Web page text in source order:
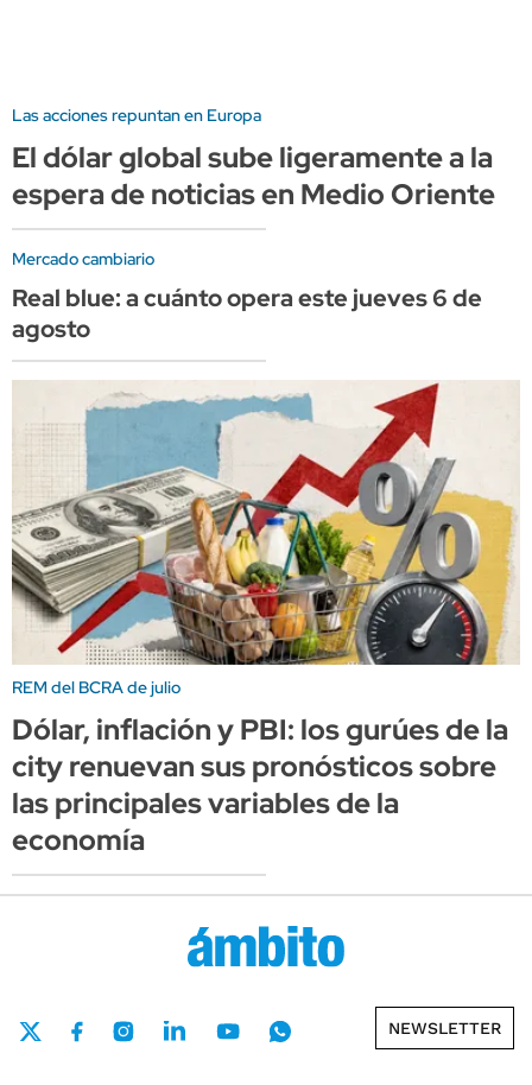
Las acciones repuntan en Europa
El dólar global sube ligeramente a la
espera de noticias en Medio Oriente
Mercado cambiario
Real blue: a cuánto opera este jueves 6 de
agosto
REM del BCRA de julio
Dólar, inflación y PBI: los gurúes de la
city renuevan sus pronósticos sobre
las principales variables de la
economía
NEWSLETTER